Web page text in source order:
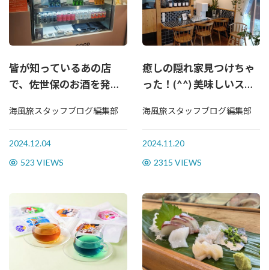
皆が知っているあの店
で、佐世保のお酒を発
海風旅スタッフブログ編集部
2024.12.04
523 VIEWS
癒しの隠れ家見つけちゃ
った！(^^) 美味しいスイ
「じゅんたろう.cafe」
海風旅スタッフブログ編集部
2024.11.20
2315 VIEWS